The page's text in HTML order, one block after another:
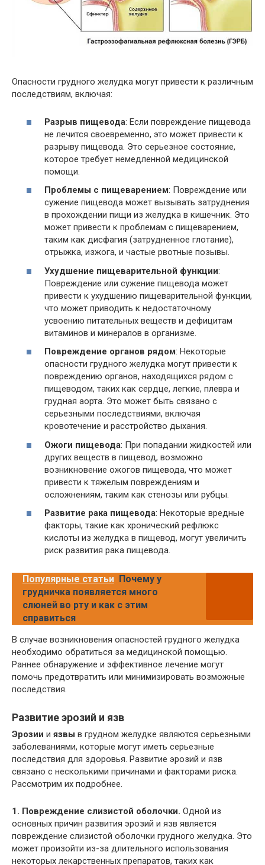
Опасности грудного желудка могут привести к различным
последствиям, включая:
Разрыв пищевода: Если повреждение пищевода
не лечится своевременно, это может привести к
разрыву пищевода. Это серьезное состояние,
которое требует немедленной медицинской
помощи.
Проблемы с пищеварением: Повреждение или
сужение пищевода может вызывать затруднения
в прохождении пищи из желудка в кишечник. Это
может привести к проблемам с пищеварением,
таким как дисфагия (затрудненное глотание),
отрыжка, изжога, и частые рвотные позывы.
Ухудшение пищеварительной функции:
Повреждение или сужение пищевода может
привести к ухудшению пищеварительной функции,
что может приводить к недостаточному
усвоению питательных веществ и дефицитам
витаминов и минералов в организме.
Повреждение органов рядом: Некоторые
опасности грудного желудка могут привести к
повреждению органов, находящихся рядом с
пищеводом, таких как сердце, легкие, плевра и
грудная аорта. Это может быть связано с
серьезными последствиями, включая
кровотечение и расстройство дыхания.
Ожоги пищевода: При попадании жидкостей или
других веществ в пищевод, возможно
возникновение ожогов пищевода, что может
привести к тяжелым повреждениям и
осложнениям, таким как стенозы или рубцы.
Развитие рака пищевода: Некоторые вредные
факторы, такие как хронический рефлюкс
кислоты из желудка в пищевод, могут увеличить
риск развития рака пищевода.
Популярные статьи Почему у
грудничка появляется много
слюней во рту и как с этим
справиться
В случае возникновения опасностей грудного желудка
необходимо обратиться за медицинской помощью.
Раннее обнаружение и эффективное лечение могут
помочь предотвратить или минимизировать возможные
последствия.
Развитие эрозий и язв
Эрозии и язвы в грудном желудке являются серьезными
заболеваниями, которые могут иметь серьезные
последствия для здоровья. Развитие эрозий и язв
связано с несколькими причинами и факторами риска.
Рассмотрим их подробнее.
1. Повреждение слизистой оболочки. Одной из
основных причин развития эрозий и язв является
повреждение слизистой оболочки грудного желудка. Это
может произойти из-за длительного использования
некоторых лекарственных препаратов, таких как